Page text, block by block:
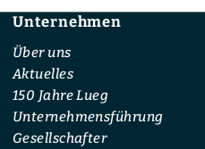
Footer
Unternehmen
Über uns
Aktuelles
150 Jahre Lueg
Unternehmensführung
Gesellschafter